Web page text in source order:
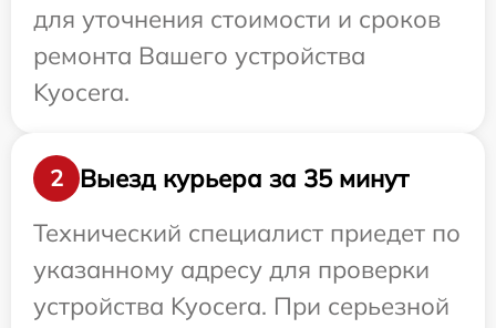
для уточнения стоимости и сроков
ремонта Вашего устройства
Kyocera.
2
Выезд курьера за 35 минут
Технический специалист приедет по
указанному адресу для проверки
устройства Kyocera. При серьезной